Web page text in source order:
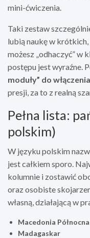
mini-ćwiczenia.
Taki zestaw
lubią naukę w
możesz „odhaczyć” w
postępu jest wyraźne.
moduły” do
presji, za to z realną
Pełna lista:
polskim)
W języku polskim
jest całkiem sporo.
kolumnie i zostawić
oraz osobiste
własną, działającą w
Macedonia Północna
Madagaskar